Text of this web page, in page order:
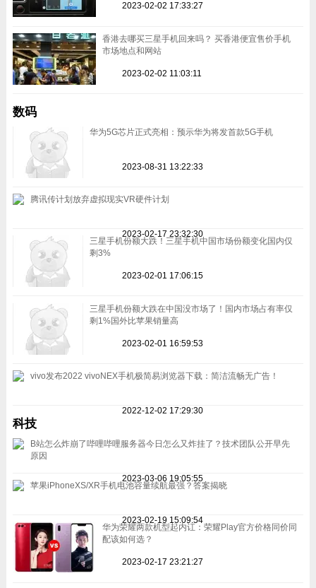
2023-02-02 17:33:27
香港去哪买三星手机回来吗？ 买香港便宜售价手机
市场地点和网站
2023-02-02 11:03:11
数码
华为5G芯片正式亮相：预示华为将发首款5G手机
2023-08-31 13:22:33
腾讯传计划放弃虚拟现实VR硬件计划
2023-02-17 23:32:30
三星手机份额大跌！三星手机中国市场份额变化国内仅
剩3%
2023-02-01 17:06:15
三星手机份额大跌在中国没市场了！国内市场占有率仅
剩1%国外比苹果销量高
2023-02-01 16:59:53
vivo发布2022 vivoNEX手机极简易浏览器下载：简洁流畅无广告！
2022-12-02 17:29:30
科技
B站怎么炸崩了哔哩哔哩服务器今日怎么又炸挂了？技术团队公开早先
原因
2023-03-06 19:05:55
苹果iPhoneXS/XR手机电池容量续航最强？答案揭晓
2023-02-19 15:09:54
华为荣耀两款机型起内讧：荣耀Play官方价格同价同
配该如何选？
2023-02-17 23:21:27